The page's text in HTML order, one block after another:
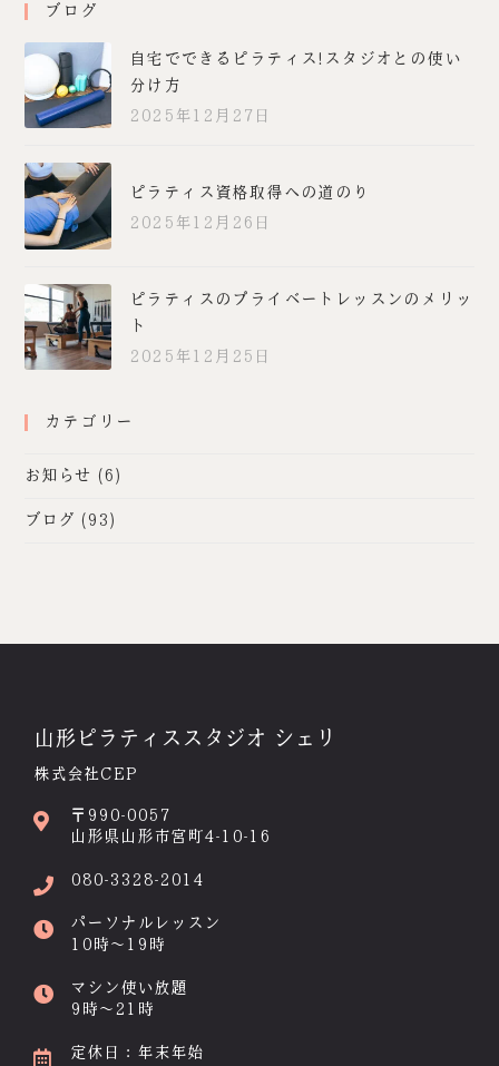
ブログ
自宅でできるピラティス!スタジオとの使い
分け方
2025年12月27日
ピラティス資格取得への道のり
2025年12月26日
ピラティスのプライベートレッスンのメリッ
ト
2025年12月25日
カテゴリー
お知らせ (6)
ブログ (93)
山形ピラティススタジオ シェリ
株式会社CEP
〒990-0057
山形県山形市宮町4-10-16
080-3328-2014
パーソナルレッスン
10時～19時
マシン使い放題
9時～21時
定休日：年末年始